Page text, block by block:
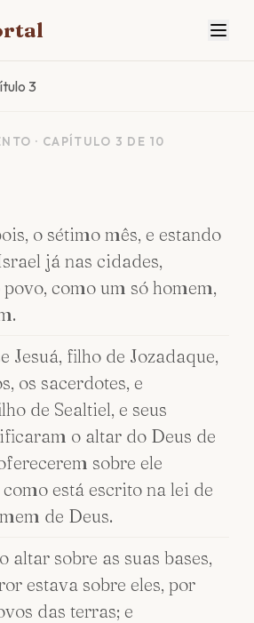
3
· CAPÍTULO 3 DE 10
o sétimo mês, e estando
já nas cidades,
como um só homem,
Jesuá, filho de Jozadaque,
os sacerdotes, e
de Sealtiel, e seus
o altar do Deus de
sobre ele
está escrito na lei de
de Deus.
altar sobre as suas bases,
estava sobre eles, por
das terras; e